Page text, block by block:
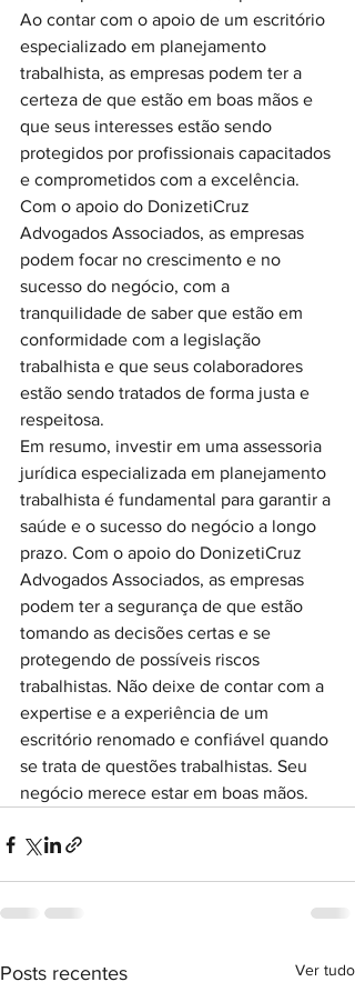
Ao contar com o apoio de um escritório
especializado em planejamento
trabalhista, as empresas podem ter a
certeza de que estão em boas mãos e
que seus interesses estão sendo
protegidos por profissionais capacitados
e comprometidos com a excelência.
Com o apoio do DonizetiCruz
Advogados Associados, as empresas
podem focar no crescimento e no
sucesso do negócio, com a
tranquilidade de saber que estão em
conformidade com a legislação
trabalhista e que seus colaboradores
estão sendo tratados de forma justa e
respeitosa.
Em resumo, investir em uma assessoria
jurídica especializada em planejamento
trabalhista é fundamental para garantir a
saúde e o sucesso do negócio a longo
prazo. Com o apoio do DonizetiCruz
Advogados Associados, as empresas
podem ter a segurança de que estão
tomando as decisões certas e se
protegendo de possíveis riscos
trabalhistas. Não deixe de contar com a
expertise e a experiência de um
escritório renomado e confiável quando
se trata de questões trabalhistas. Seu
negócio merece estar em boas mãos.
Posts recentes Ver tudo